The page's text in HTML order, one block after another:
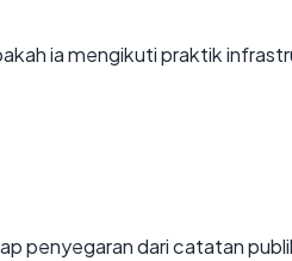
ia mengikuti praktik
penyegaran dari catatan